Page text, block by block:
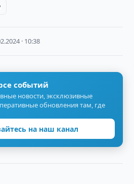
· 10:38
событий
новости, эксклюзивные
обновления там, где
на наш канал